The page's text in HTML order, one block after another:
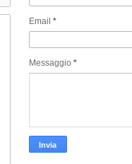
Email *
Messaggio *